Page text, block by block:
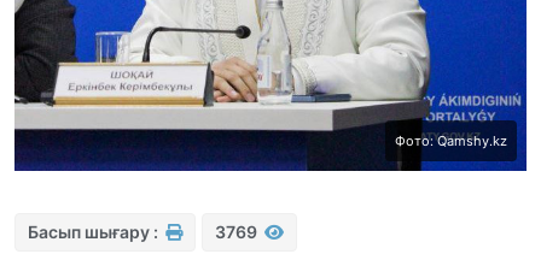
Фото: Qamshy.kz
Басып шығару : 3769